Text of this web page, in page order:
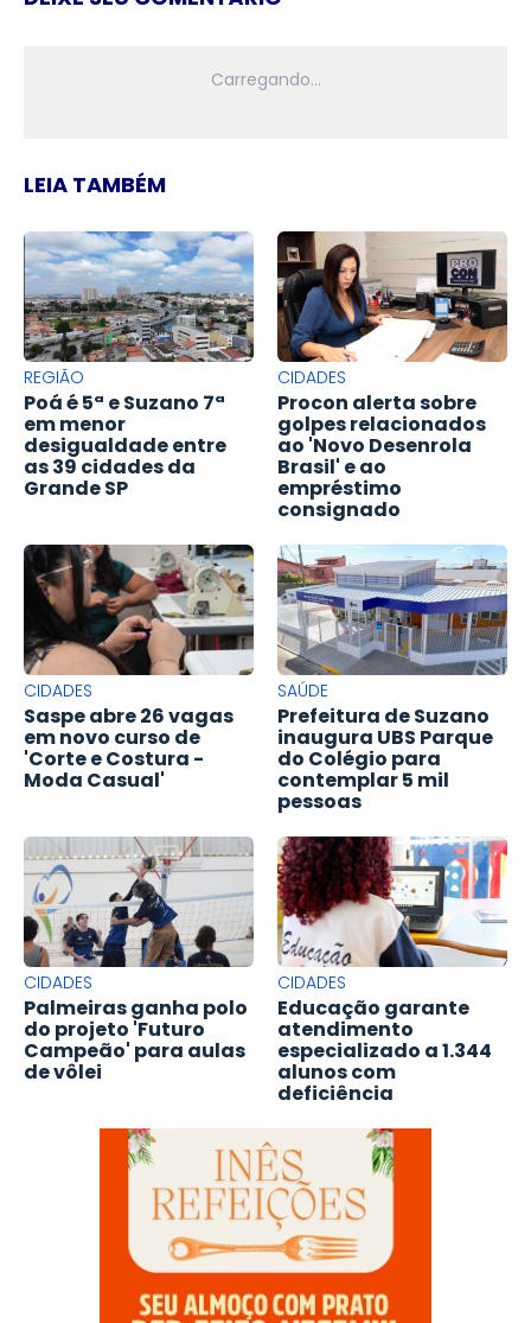
LEIA TAMBÉM
REGIÃO
Poá é 5ª e Suzano 7ª
em menor
desigualdade entre
as 39 cidades da
Grande SP
CIDADES
Procon alerta sobre
golpes relacionados
ao 'Novo Desenrola
Brasil' e ao
empréstimo
consignado
CIDADES
Saspe abre 26 vagas
em novo curso de
'Corte e Costura -
Moda Casual'
SAÚDE
Prefeitura de Suzano
inaugura UBS Parque
do Colégio para
contemplar 5 mil
pessoas
CIDADES
Palmeiras ganha polo
do projeto 'Futuro
Campeão' para aulas
de vôlei
CIDADES
Educação garante
atendimento
especializado a 1.344
alunos com
deficiência